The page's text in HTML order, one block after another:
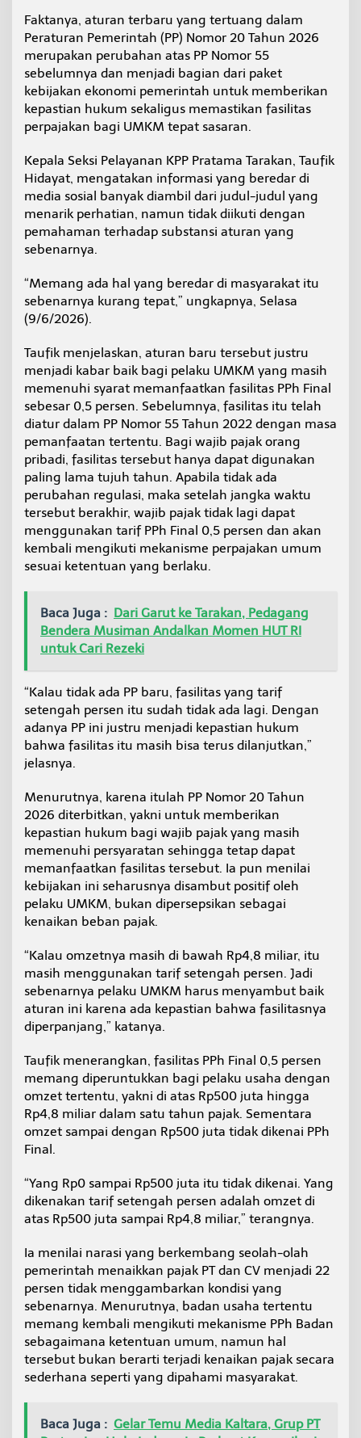
n
K
e
n
a
k
a
T
a
i
f
t
P
e
t
a
n
A
g
r
T
e
p
a
S
a
s
a
Faktanya, aturan terbaru yang tertuang dalam
Peraturan Pemerintah (PP) Nomor 20 Tahun 2026
merupakan perubahan atas PP Nomor 55
sebelumnya dan menjadi bagian dari paket
kebijakan ekonomi pemerintah untuk memberikan
kepastian hukum sekaligus memastikan fasilitas
perpajakan bagi UMKM tepat sasaran.
Kepala Seksi Pelayanan KPP Pratama Tarakan, Taufik
Hidayat, mengatakan informasi yang beredar di
media sosial banyak diambil dari judul-judul yang
menarik perhatian, namun tidak diikuti dengan
pemahaman terhadap substansi aturan yang
sebenarnya.
“Memang ada hal yang beredar di masyarakat itu
sebenarnya kurang tepat,” ungkapnya, Selasa
(9/6/2026).
Taufik menjelaskan, aturan baru tersebut justru
menjadi kabar baik bagi pelaku UMKM yang masih
memenuhi syarat memanfaatkan fasilitas PPh Final
sebesar 0,5 persen. Sebelumnya, fasilitas itu telah
diatur dalam PP Nomor 55 Tahun 2022 dengan masa
pemanfaatan tertentu. Bagi wajib pajak orang
pribadi, fasilitas tersebut hanya dapat digunakan
paling lama tujuh tahun. Apabila tidak ada
perubahan regulasi, maka setelah jangka waktu
tersebut berakhir, wajib pajak tidak lagi dapat
menggunakan tarif PPh Final 0,5 persen dan akan
kembali mengikuti mekanisme perpajakan umum
sesuai ketentuan yang berlaku.
Baca Juga : Dari Garut ke Tarakan, Pedagang
Bendera Musiman Andalkan Momen HUT RI
untuk Cari Rezeki
“Kalau tidak ada PP baru, fasilitas yang tarif
setengah persen itu sudah tidak ada lagi. Dengan
adanya PP ini justru menjadi kepastian hukum
bahwa fasilitas itu masih bisa terus dilanjutkan,”
jelasnya.
Menurutnya, karena itulah PP Nomor 20 Tahun
2026 diterbitkan, yakni untuk memberikan
kepastian hukum bagi wajib pajak yang masih
memenuhi persyaratan sehingga tetap dapat
memanfaatkan fasilitas tersebut. Ia pun menilai
kebijakan ini seharusnya disambut positif oleh
pelaku UMKM, bukan dipersepsikan sebagai
kenaikan beban pajak.
“Kalau omzetnya masih di bawah Rp4,8 miliar, itu
masih menggunakan tarif setengah persen. Jadi
sebenarnya pelaku UMKM harus menyambut baik
aturan ini karena ada kepastian bahwa fasilitasnya
diperpanjang,” katanya.
Taufik menerangkan, fasilitas PPh Final 0,5 persen
memang diperuntukkan bagi pelaku usaha dengan
omzet tertentu, yakni di atas Rp500 juta hingga
Rp4,8 miliar dalam satu tahun pajak. Sementara
omzet sampai dengan Rp500 juta tidak dikenai PPh
Final.
“Yang Rp0 sampai Rp500 juta itu tidak dikenai. Yang
dikenakan tarif setengah persen adalah omzet di
atas Rp500 juta sampai Rp4,8 miliar,” terangnya.
Ia menilai narasi yang berkembang seolah-olah
pemerintah menaikkan pajak PT dan CV menjadi 22
persen tidak menggambarkan kondisi yang
sebenarnya. Menurutnya, badan usaha tertentu
memang kembali mengikuti mekanisme PPh Badan
sebagaimana ketentuan umum, namun hal
tersebut bukan berarti terjadi kenaikan pajak secara
sederhana seperti yang dipahami masyarakat.
Baca Juga : Gelar Temu Media Kaltara, Grup PT